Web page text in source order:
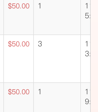
$50.00 1
$50.00 3
$50.00 1